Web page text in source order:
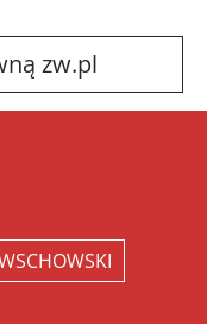
zw.pl